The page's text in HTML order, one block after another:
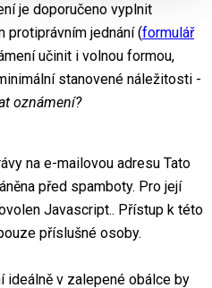
je doporučeno vyplnit
protiprávním jednání (formulář
učinit i volnou formou,
stanovené náležitosti -
oznámení?
na e-mailovou adresu Tato
před spamboty. Pro její
Javascript.. Přístup k této
příslušné osoby.
ideálně v zalepené obálce by